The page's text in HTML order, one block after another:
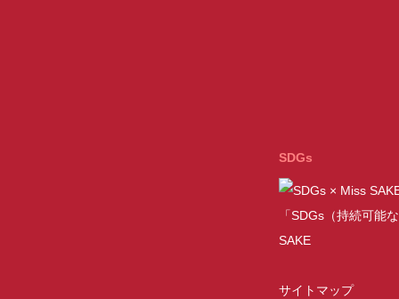
SDGs
「SDGs（持続可能
SAKE
サイトマップ